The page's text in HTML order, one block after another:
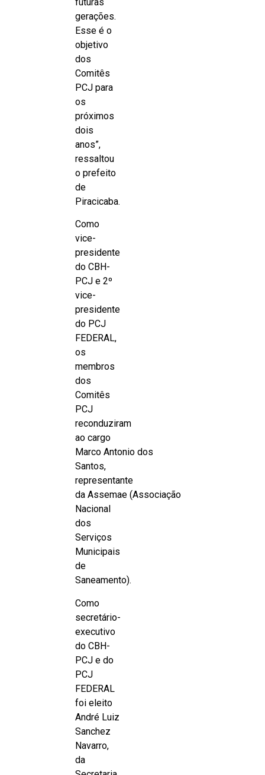
gerações.
Esse é o
objetivo
dos
Comitês
PCJ para
os
próximos
dois
anos”,
ressaltou
o prefeito
de
Piracicaba.
Como
vice-
presidente
do CBH-
PCJ e 2º
vice-
presidente
do PCJ
FEDERAL,
os
membros
dos
Comitês
PCJ
reconduziram
ao cargo
Marco Antonio dos
Santos,
representante
da Assemae (Associação
Nacional
dos
Serviços
Municipais
de
Saneamento).
Como
secretário-
executivo
do CBH-
PCJ e do
PCJ
FEDERAL
foi eleito
André Luiz
Sanchez
Navarro,
da